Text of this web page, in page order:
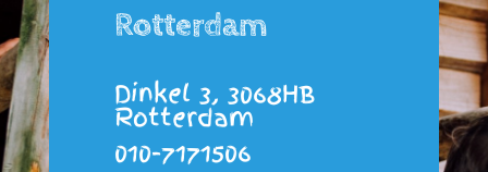
Rotterdam
Dinkel 3, 3068HB
Rotterdam
010-7171506